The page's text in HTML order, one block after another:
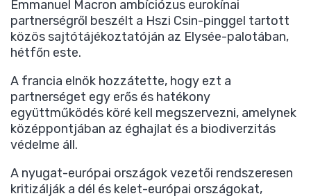
Emmanuel Macron ambíciózus eurokínai
partnerségről beszélt a Hszi Csin-pinggel tartott
közös sajtótájékoztatóján az Elysée-palotában,
hétfőn este.
A francia elnök hozzátette, hogy ezt a
partnerséget egy erős és hatékony
együttműködés köré kell megszervezni, amelynek
középpontjában az éghajlat és a biodiverzitás
védelme áll.
A nyugat-európai országok vezetői rendszeresen
kritizálják a dél és kelet-európai országokat,